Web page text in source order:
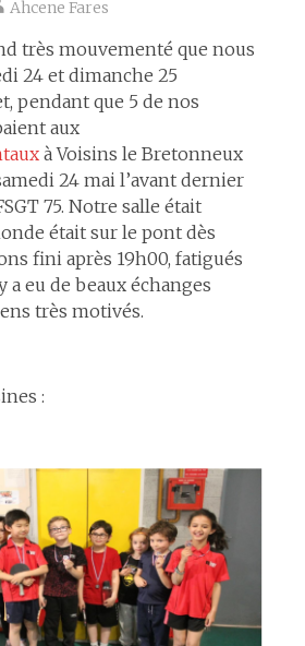
Ahcene Fares
très mouvementé que nous
24 et dimanche 25
pendant que 5 de nos
aux
à Voisins le Bretonneux
24 mai l’avant dernier
75. Notre salle était
était sur le pont dès
fini après 19h00, fatigués
a eu de beaux échanges
très motivés.
: